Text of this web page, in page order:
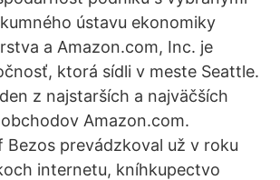
ústavu ekonomiky
a Amazon.com, Inc. je
ktorá sídli v meste Seattle.
z najstarších a najväčších
Amazon.com.
Bezos prevádzkoval už v roku
internetu, kníhkupectvo